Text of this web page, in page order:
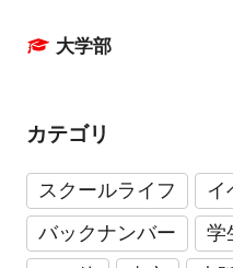
大学部
カテゴリ
スクールライフ
イ
バックナンバー
学